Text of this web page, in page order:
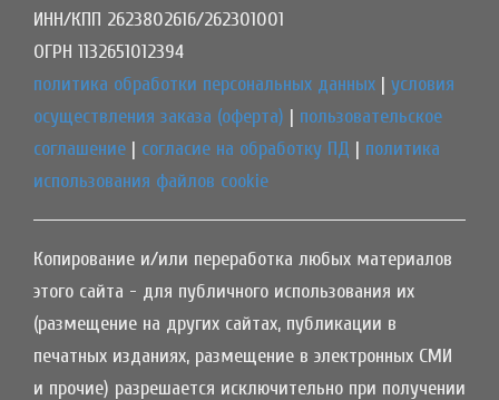
ИНН/КПП 2623802616/262301001
ОГРН 1132651012394
политика обработки персональных данных | условия
осуществления заказа (оферта) | пользовательское
соглашение | согласие на обработку ПД | политика
использования файлов cookie
Копирование и/или переработка любых материалов
этого сайта - для публичного использования их
(размещение на других сайтах, публикации в
печатных изданиях, размещение в электронных СМИ
и прочие) разрешается исключительно при получении